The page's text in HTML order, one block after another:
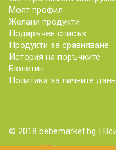
Моят профил
Желани продукти
Подаръчен списък
Продукти за сравняване
История на поръчките
Бюлетин
Политика за личните
© 2018 bebemarket.bg |